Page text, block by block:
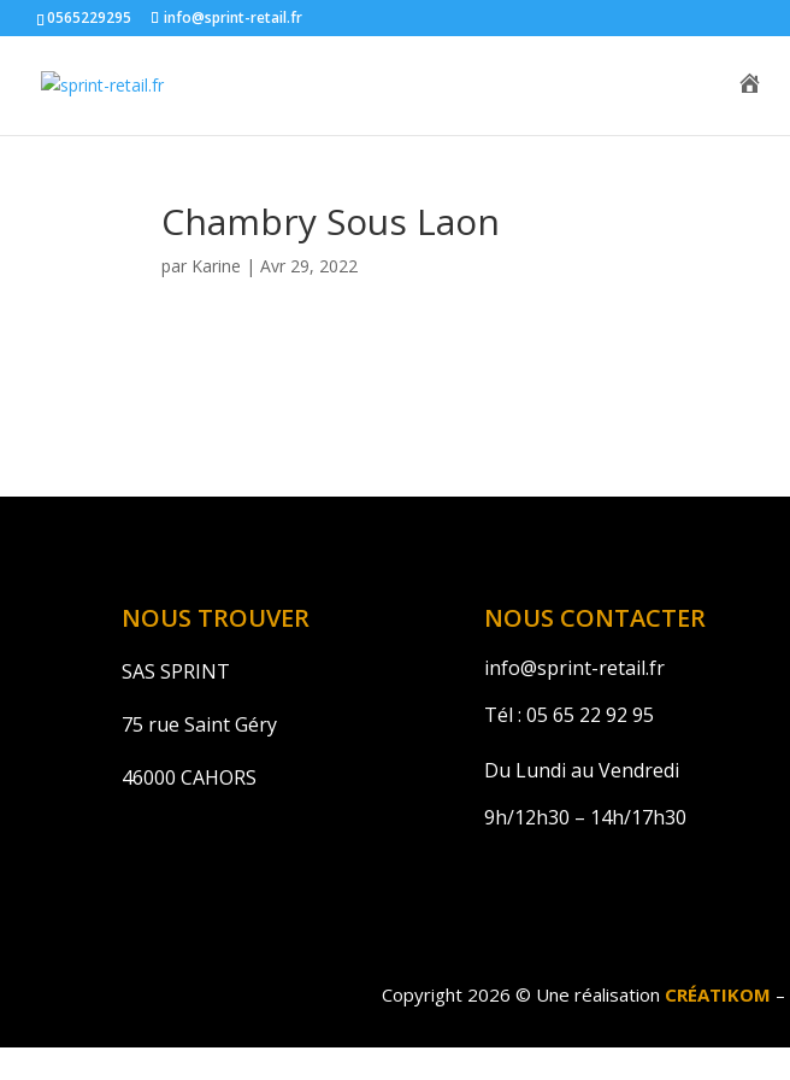
0565229295 info@sprint-retail.fr
U
Chambry Sous Laon
par Karine |Avr 29, 2022
NOUS TROUVER
SAS SPRINT
75 rue Saint Géry
46000 CAHORS
NOUS CONTACTER
info@sprint-retail.fr
Tél : 05 65 22 92 95
Du Lundi au Vendredi
9h/12h30 – 14h/17h30
Copyright 2026 © Une réalisation CRÉATIKOM –